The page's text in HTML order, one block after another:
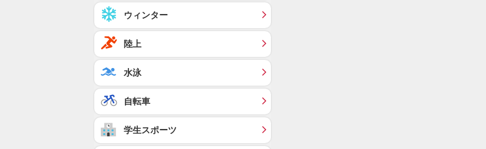
ウィンター
陸上
水泳
自転車
学生スポーツ